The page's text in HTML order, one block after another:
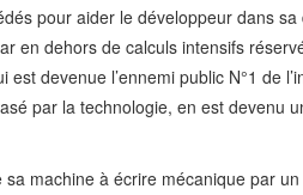
pour aider le développeur dans
en dehors de calculs intensifs
est devenue l’ennemi public N°1 de
par la technologie, en est devenu
machine à écrire mécanique par